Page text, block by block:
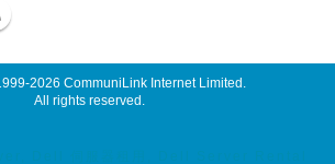
2026 CommuniLink Internet Limited .
All rights reserved.